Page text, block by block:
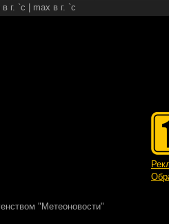
г. `c | max в г. `c
"Метеоновости"